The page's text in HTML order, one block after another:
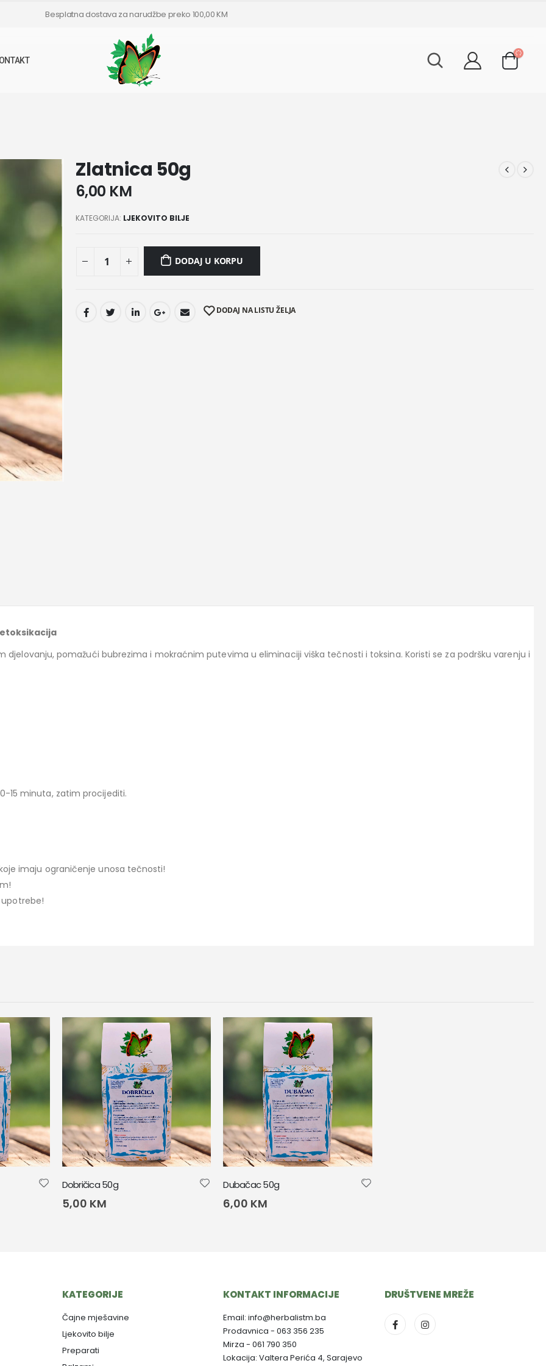
Besplatna dostava za narudžbe preko 100,00 KM
Zlatnica 50g
6,00 KM
KATEGORIJA: LJEKOVITO BILJE
DODAJ U KORPU
DODAJ NA LISTU ŽELJA
pomažući bubrezima i mokraćnim putevima u eliminaciji viška tečnosti i toksina. Koristi se za podršku varenju i
15 minuta, zatim procijediti.
imaju ograničenje unosa tečnosti!
Dobričica 50g
5,00 KM
Dubačac 50g
6,00 KM
KATEGORIJE
Čajne mješavine
Ljekovito bilje
Preparati
KONTAKT INFORMACIJE
Email: info@herbalistm.ba
Prodavnica - 063 356 235
Mirza - 061 790 350
Lokacija: Valtera Perića 4, Sarajevo
DRUŠTVENE MREŽE